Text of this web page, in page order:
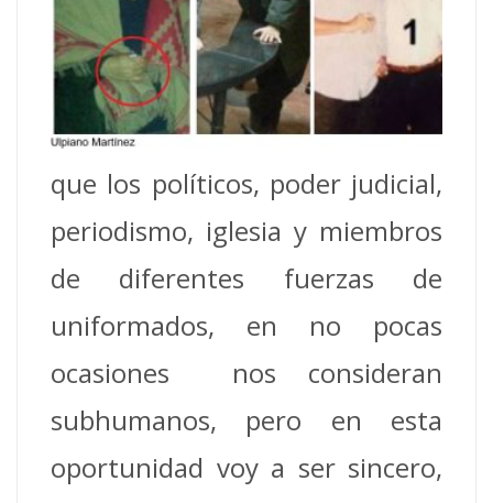
que los políticos, poder judicial,
periodismo, iglesia y miembros
de diferentes fuerzas de
uniformados, en no pocas
ocasiones nos consideran
subhumanos, pero en esta
oportunidad voy a ser sincero,